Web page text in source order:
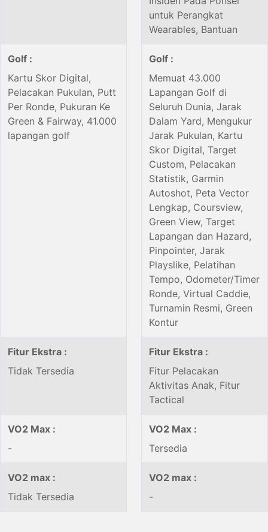
untuk Perangkat
Wearables, Bantuan
Golf :
Kartu Skor Digital,
Pelacakan Pukulan, Putt
Per Ronde, Pukuran Ke
Green & Fairway, 41.000
lapangan golf
Golf :
Memuat 43.000
Lapangan Golf di
Seluruh Dunia, Jarak
Dalam Yard, Mengukur
Jarak Pukulan, Kartu
Skor Digital, Target
Custom, Pelacakan
Statistik, Garmin
Autoshot, Peta Vector
Lengkap, Coursview,
Green View, Target
Lapangan dan Hazard,
Pinpointer, Jarak
Playslike, Pelatihan
Tempo, Odometer/Timer
Ronde, Virtual Caddie,
Turnamin Resmi, Green
Kontur
Fitur Ekstra :
Tidak Tersedia
Fitur Ekstra :
Fitur Pelacakan
Aktivitas Anak, Fitur
Tactical
VO2 Max :
-
VO2 Max :
Tersedia
VO2 max :
Tidak Tersedia
VO2 max :
-